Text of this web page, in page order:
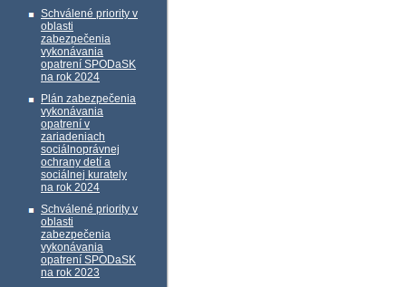
Schválené priority v
oblasti
zabezpečenia
vykonávania
opatrení SPODaSK
na rok 2024
Plán zabezpečenia
vykonávania
opatrení v
zariadeniach
sociálnoprávnej
ochrany detí a
sociálnej kurately
na rok 2024
Schválené priority v
oblasti
zabezpečenia
vykonávania
opatrení SPODaSK
na rok 2023